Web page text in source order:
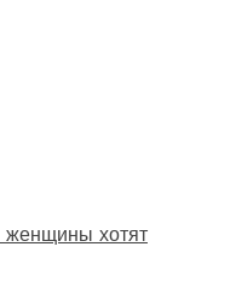
женщины хотят